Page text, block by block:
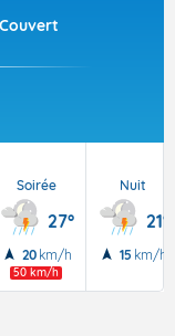
Couvert
Soirée
27°
20 km/h
50 km/h
Nuit
21°
15 km/h